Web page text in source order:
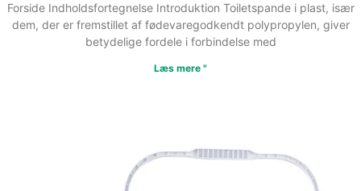
Forside Indholdsfortegnelse Introduktion Toiletspande i plast, især
dem, der er fremstillet af fødevaregodkendt polypropylen, giver
betydelige fordele i forbindelse med
Læs mere "